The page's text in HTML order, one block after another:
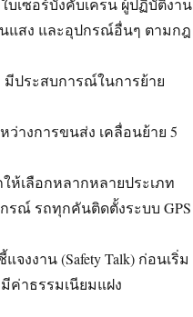
เซอร์บังคับเครน ผู้ปฏิบัติงาน
แสง และอุปกรณ์อื่นๆ ตามกฎ
ประสบการณ์ในการย้าย
างการขนส่ง เคลื่อนย้าย 5
เลือกหลากหลายประเภท
ณ์ รถทุกคันติดตั้งระบบ GPS
งงาน (Safety Talk) ก่อนเริ่ม
ค่าธรรมเนียมแฝง